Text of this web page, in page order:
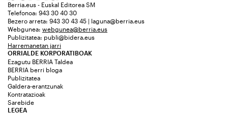
Berria.eus - Euskal Editorea SM
Telefonoa: 943 30 40 30
Bezero arreta: 943 30 43 45 | laguna@berria.eus
Webgunea: webgunea@berria.eus
Publizitatea: publi@bidera.eus
Harremanetan jarri
ORRIALDE KORPORATIBOAK
Ezagutu BERRIA Taldea
BERRIA berri bloga
Publizitatea
Galdera-erantzunak
Kontratazioak
Sarebide
LEGEA